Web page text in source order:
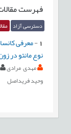
فهرست مقالات
دسترسی آزاد مقاله
-معرفی
نوع مانتو در
مهدی مرادی
وحید فریداصل